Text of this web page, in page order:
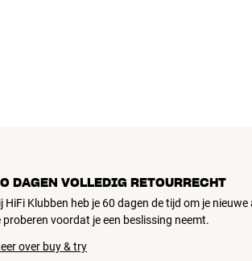
DAGEN VOLLEDIG RETOURRECHT
HiFi Klubben heb je 60 dagen de tijd om je
proberen voordat je een beslissing neemt.
over buy & try